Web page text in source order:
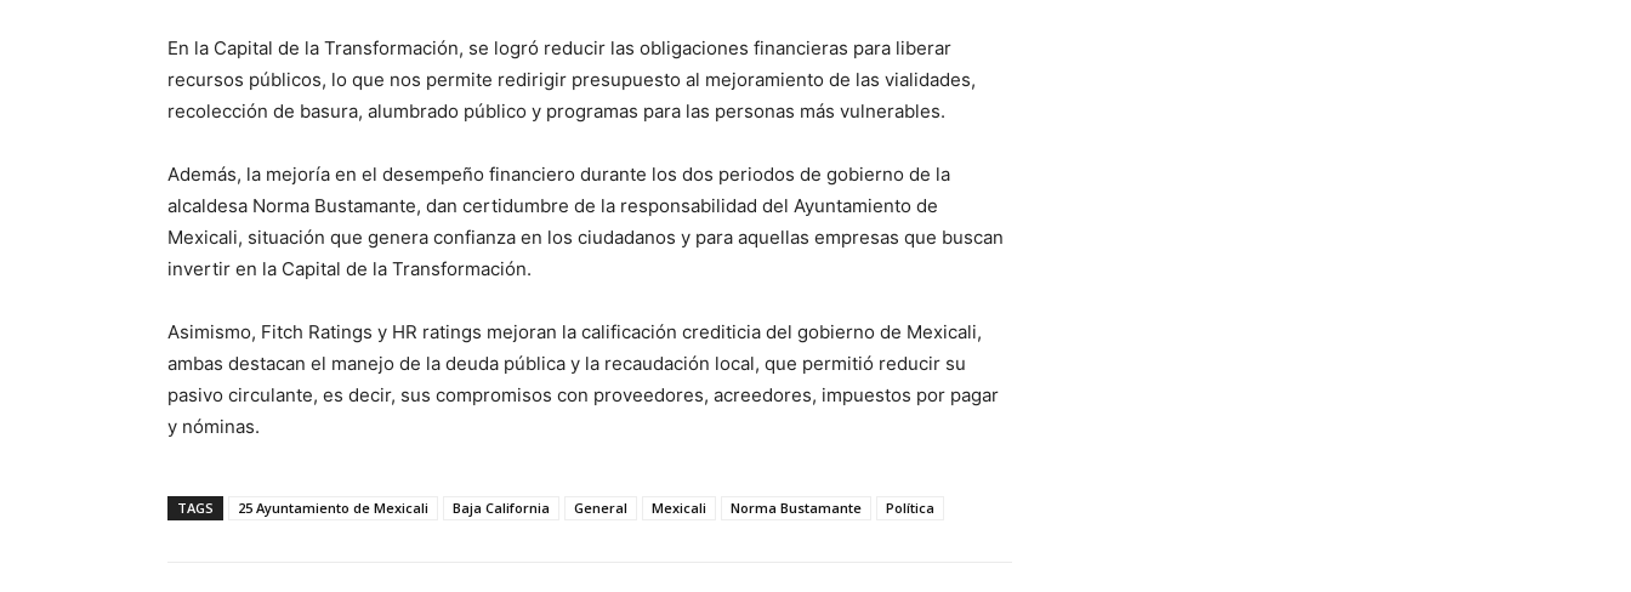
En la Capital de la Transformación, se logró reducir las obligaciones financieras para liberar
recursos públicos, lo que nos permite redirigir presupuesto al mejoramiento de las vialidades,
recolección de basura, alumbrado público y programas para las personas más vulnerables.
Además, la mejoría en el desempeño financiero durante los dos periodos de gobierno de la
alcaldesa Norma Bustamante, dan certidumbre de la responsabilidad del Ayuntamiento de
Mexicali, situación que genera confianza en los ciudadanos y para aquellas empresas que buscan
invertir en la Capital de la Transformación.
Asimismo, Fitch Ratings y HR ratings mejoran la calificación crediticia del gobierno de Mexicali,
ambas destacan el manejo de la deuda pública y la recaudación local, que permitió reducir su
pasivo circulante, es decir, sus compromisos con proveedores, acreedores, impuestos por pagar
y nóminas.
TAGS 25 Ayuntamiento de Mexicali Baja California General Mexicali Norma Bustamante Política